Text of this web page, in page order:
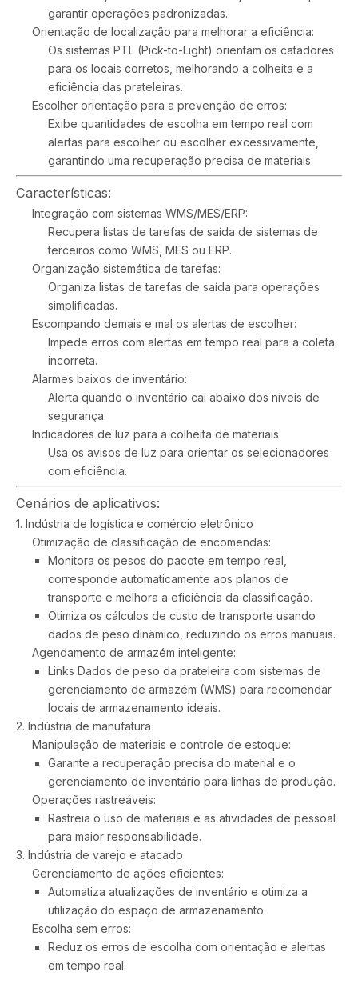
garantir operações padronizadas.
Orientação de localização para melhorar a eficiência:
Os sistemas PTL (Pick-to-Light) orientam os catadores
para os locais corretos, melhorando a colheita e a
eficiência das prateleiras.
Escolher orientação para a prevenção de erros:
Exibe quantidades de escolha em tempo real com
alertas para escolher ou escolher excessivamente,
garantindo uma recuperação precisa de materiais.
Características:
Integração com sistemas WMS/MES/ERP:
Recupera listas de tarefas de saída de sistemas de
terceiros como WMS, MES ou ERP.
Organização sistemática de tarefas:
Organiza listas de tarefas de saída para operações
simplificadas.
Escompando demais e mal os alertas de escolher:
Impede erros com alertas em tempo real para a coleta
incorreta.
Alarmes baixos de inventário:
Alerta quando o inventário cai abaixo dos níveis de
segurança.
Indicadores de luz para a colheita de materiais:
Usa os avisos de luz para orientar os selecionadores
com eficiência.
Cenários de aplicativos:
1. Indústria de logística e comércio eletrônico
Otimização de classificação de encomendas:
Monitora os pesos do pacote em tempo real,
corresponde automaticamente aos planos de
transporte e melhora a eficiência da classificação.
Otimiza os cálculos de custo de transporte usando
dados de peso dinâmico, reduzindo os erros manuais.
Agendamento de armazém inteligente:
Links Dados de peso da prateleira com sistemas de
gerenciamento de armazém (WMS) para recomendar
locais de armazenamento ideais.
2. Indústria de manufatura
Manipulação de materiais e controle de estoque:
Garante a recuperação precisa do material e o
gerenciamento de inventário para linhas de produção.
Operações rastreáveis:
Rastreia o uso de materiais e as atividades de pessoal
para maior responsabilidade.
3. Indústria de varejo e atacado
Gerenciamento de ações eficientes:
Automatiza atualizações de inventário e otimiza a
utilização do espaço de armazenamento.
Escolha sem erros:
Reduz os erros de escolha com orientação e alertas
em tempo real.